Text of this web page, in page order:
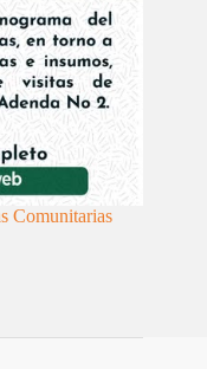
Comunitarias